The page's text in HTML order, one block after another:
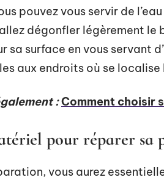
pouvez vous servir de
dégonfler légèrement le
sa surface en vous servant
aux endroits où se
:Comment choisir
pour réparer sa
vous aurez